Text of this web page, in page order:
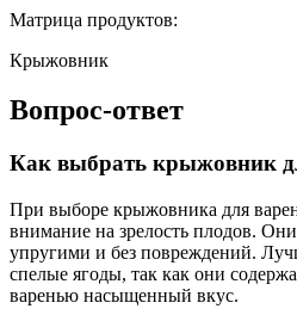
Матрица продуктов:
Крыжовник
Вопрос-ответ
Как выбрать крыжовник
При выборе крыжовника для
внимание на зрелость плодов.
упругими и без повреждений.
спелые ягоды, так как они
варенью насыщенный вкус.